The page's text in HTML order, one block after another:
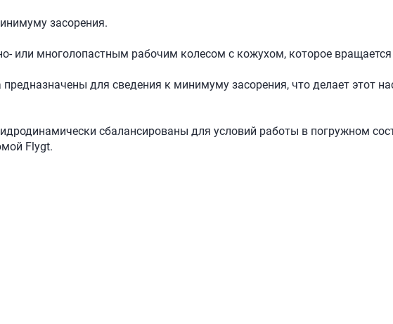
засорения.
или многолопастным рабочим колесом с кожухом, которое
для сведения к минимуму засорения, что делает этот
сбалансированы для условий работы в погружном
Flygt.